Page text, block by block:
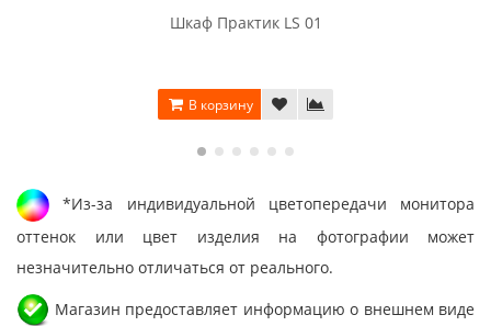
Шкаф Практик LS 01
В корзину
*Из-за индивидуальной цветопередачи монитора
оттенок или цвет изделия на фотографии может
незначительно отличаться от реального.
Магазин предоставляет информацию о внешнем виде